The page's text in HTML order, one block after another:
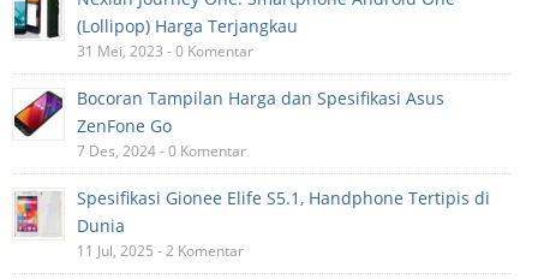
(Lollipop) Harga Terjangkau
31 Mei, 2023 - 0 Komentar
Bocoran Tampilan Harga dan Spesifikasi Asus
ZenFone Go
7 Des, 2024 - 0 Komentar
Spesifikasi Gionee Elife S5.1, Handphone Tertipis di
Dunia
11 Jul, 2025 - 2 Komentar